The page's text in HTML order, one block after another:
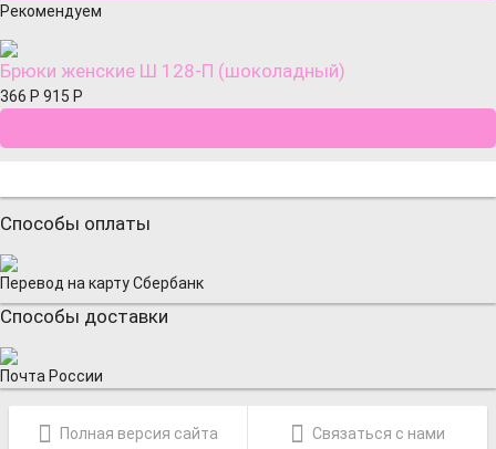
Рекомендуем
Брюки женские Ш 128-П (шоколадный)
366 Р 915 Р
Способы оплаты
Перевод на карту Сбербанк
Способы доставки
Почта России
Полная версия сайта Связаться с нами